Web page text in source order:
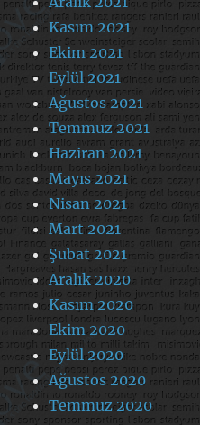
Kasım 2021
Ekim 2021
Eylül 2021
Ağustos 2021
Temmuz 2021
Haziran 2021
Mayıs 2021
Nisan 2021
Mart 2021
Şubat 2021
Aralık 2020
Kasım 2020
Ekim 2020
Eylül 2020
Ağustos 2020
Temmuz 2020